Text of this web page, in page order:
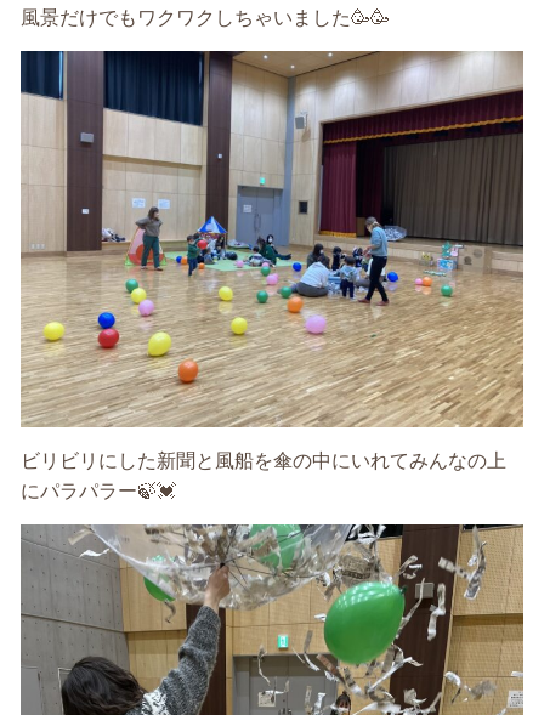
風景だけでもワクワクしちゃいました🥳🥳
ビリビリにした新聞と風船を傘の中にいれてみんなの上
にパラパラー🍃💓